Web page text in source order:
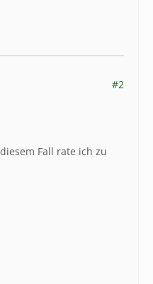
#2
Fall rate ich zu